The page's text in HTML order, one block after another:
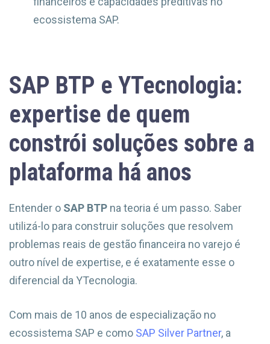
ecossistema SAP.
SAP BTP e YTecnologia:
expertise de quem
constrói soluções sobre a
plataforma há anos
Entender o SAP BTP na teoria é um passo. Saber
utilizá-lo para construir soluções que resolvem
problemas reais de gestão financeira no varejo é
outro nível de expertise, e é exatamente esse o
diferencial da YTecnologia.
Com mais de 10 anos de especialização no
ecossistema SAP e como SAP Silver Partner, a